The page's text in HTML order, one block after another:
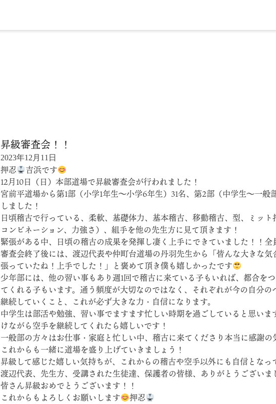
昇級審査会！！
2023年12月11日
押忍
吉浜です
12月10日（日）本部道場で昇級審査会が行われました！
宮前平道場から第1部（小学1年生〜小学6年生）31名、第2部（中学生〜一般
しました！
日頃稽古で行っている、柔軟、基礎体力、基本稽古、移動稽古、型、ミット
コンビネーション、力強さ）、組手を他の先生方に見て頂きます！
緊張がある中、日頃の稽古の成果を発揮し凄く上手にできていました！！全
審査会終了後には、渡辺代表や仲町台道場の丹羽先生から「皆んな大きな
張っていたね！上手でした！」と褒めて頂き僕も嬉しかったです
少年部には、他の習い事もあり週1回で稽古に来ている子もいれば、都合を
てくれる子もいます。通う頻度が大切なのではなく、それぞれが今の自分の
継続していくこと、これが必ず大きな力・自信になります。
中学生は部活や勉強、習い事でますます忙しい時期を過ごしていると思いま
けながら空手を継続してくれたら嬉しいです！
一般部の方々はお仕事・家庭と忙しい中、稽古に来てくださり本当に感謝の
これからも一緒に道場を盛り上げていきましょう！
昇級して感じた嬉しい気持ちが、これからの稽古や空手以外にも自信となっ
渡辺代表、先生方、受講された生徒達、保護者の皆様、ありがとうございま
皆さん昇級おめでとうございます！！
これからもよろしくお願いします
押忍